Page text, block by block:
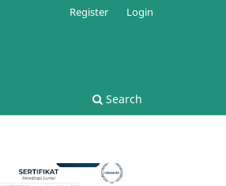
Search
Register Login